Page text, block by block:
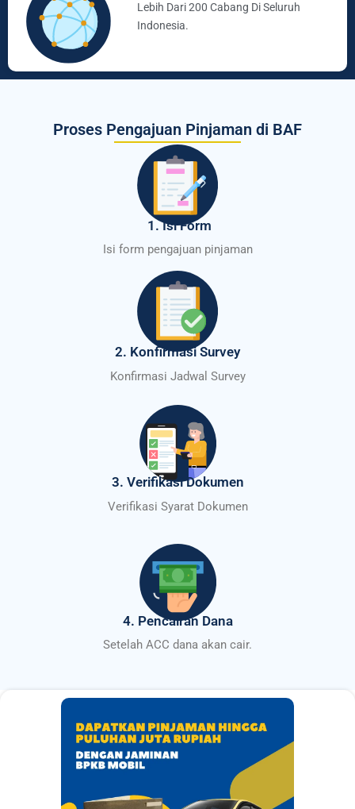
Lebih Dari 200 Cabang Di Seluruh
Indonesia.
Proses Pengajuan Pinjaman di BAF
1. Isi Form
Isi form pengajuan pinjaman
2. Konfirmasi Survey
Konfirmasi Jadwal Survey
3. Verifikasi Dokumen
Verifikasi Syarat Dokumen
4. Pencairan Dana
Setelah ACC dana akan cair.